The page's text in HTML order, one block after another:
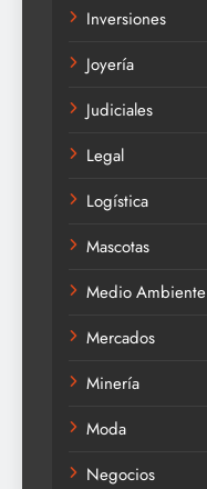
Inversiones
Joyería
Judiciales
Legal
Logística
Mascotas
Medio Ambiente
Mercados
Minería
Moda
Negocios